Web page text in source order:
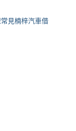
見楠梓汽車借